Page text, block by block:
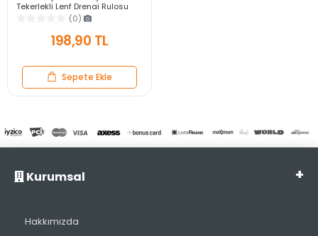
Tekerlekli Lenf Drenaj Rulosu
Ayarlanabilir Bacak Kol
Gevşetici Selülit
(0)
198,90 TL
Sepete Ekle
Kurumsal
Hakkımızda